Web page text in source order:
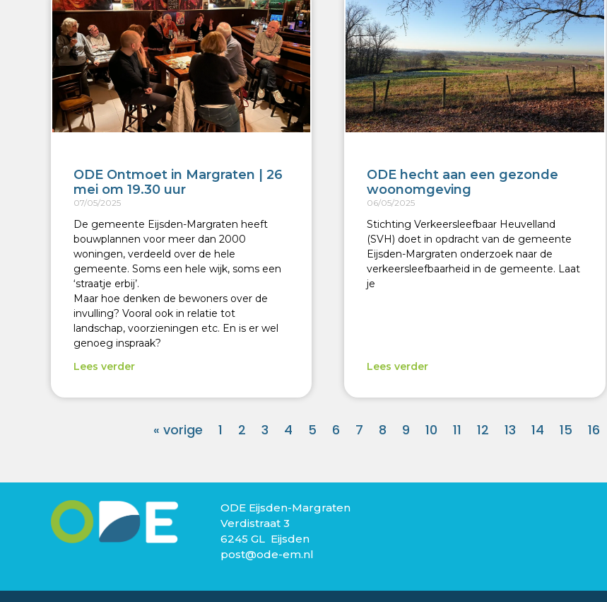
ODE Ontmoet in Margraten | 26
mei om 19.30 uur
07/05/2025
De gemeente Eijsden-Margraten heeft
bouwplannen voor meer dan 2000
woningen, verdeeld over de hele
gemeente. Soms een hele wijk, soms een
‘straatje erbij’.
Maar hoe denken de bewoners over de
invulling? Vooral ook in relatie tot
landschap, voorzieningen etc. En is er wel
genoeg inspraak?
Lees verder
ODE hecht aan een gezonde
woonomgeving
06/05/2025
Stichting Verkeersleefbaar Heuvelland
(SVH) doet in opdracht van de gemeente
Eijsden-Margraten onderzoek naar de
verkeersleefbaarheid in de gemeente. Laat
je
Lees verder
« vorige 1 2 3 4 5 6 7 8 9 10 11 12 13 14 15 16
ODE Eijsden-Margraten
Verdistraat 3
6245 GL Eijsden
post@ode-em.nl